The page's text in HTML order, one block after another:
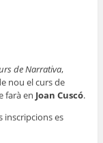
de Narrativa,
nou el curs de
farà en Joan Cuscó.
inscripcions es